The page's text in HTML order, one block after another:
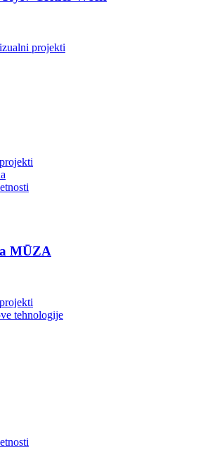
projekti
MŪZA
tehnologije